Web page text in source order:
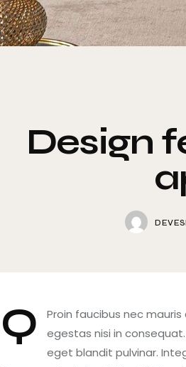
Design
Q
Proin faucibus nec
egestas nisi in
eget blandit pulvinar.